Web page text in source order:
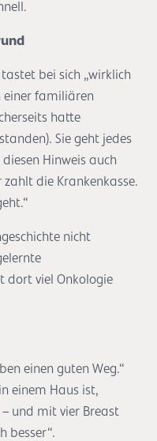
bei sich „wirklich
einer familiären
hatte
Sie geht jedes
Hinweis auch
zahlt die Krankenkasse.
nicht
dort viel Onkologie
einen guten Weg.“
einem Haus ist,
und mit vier Breast
besser“.